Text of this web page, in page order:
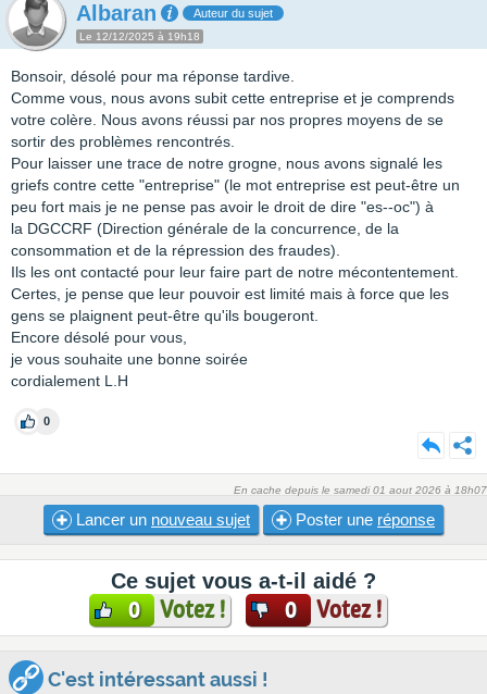
Albaran Auteur du sujet
Le 12/12/2025 à 19h18
Bonsoir, désolé pour ma réponse tardive.
Comme vous, nous avons subit cette entreprise et je comprends
votre colère. Nous avons réussi par nos propres moyens de se
sortir des problèmes rencontrés.
Pour laisser une trace de notre grogne, nous avons signalé les
griefs contre cette "entreprise" (le mot entreprise est peut-être un
peu fort mais je ne pense pas avoir le droit de dire "es--oc") à
la DGCCRF (Direction générale de la concurrence, de la
consommation et de la répression des fraudes).
Ils les ont contacté pour leur faire part de notre mécontentement.
Certes, je pense que leur pouvoir est limité mais à force que les
gens se plaignent peut-être qu'ils bougeront.
Encore désolé pour vous,
je vous souhaite une bonne soirée
cordialement L.H
0
En cache depuis le samedi 01 aout 2026 à 18h07
Lancer un nouveau sujet Poster une réponse
Ce sujet vous a-t-il aidé ?
0 Votez ! 0 Votez !
C'est intéressant aussi !